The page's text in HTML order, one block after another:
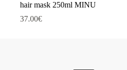
hair mask 250ml MINU
37.00€